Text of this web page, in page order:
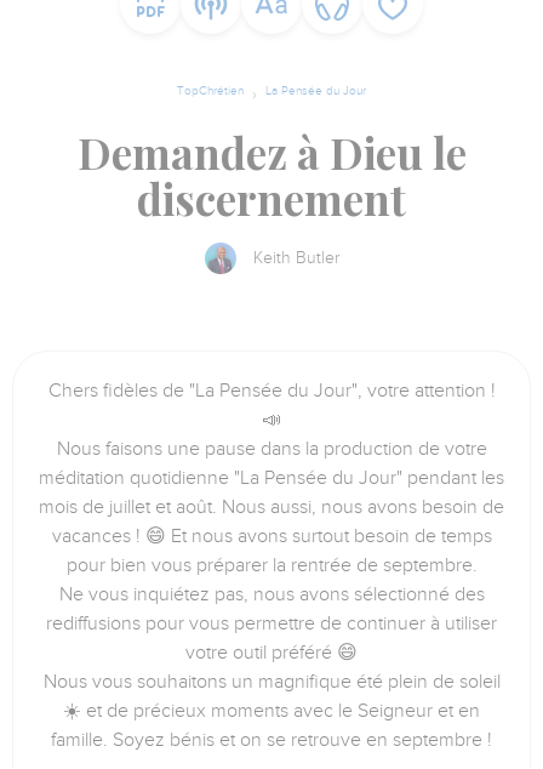
TopChrétien La Pensée du Jour
Demandez à Dieu le
discernement
Keith Butler
Chers fidèles de "La Pensée du Jour", votre attention !
📣
Nous faisons une pause dans la production de votre
méditation quotidienne "La Pensée du Jour" pendant les
mois de juillet et août. Nous aussi, nous avons besoin de
vacances ! 😄 Et nous avons surtout besoin de temps
pour bien vous préparer la rentrée de septembre.
Ne vous inquiétez pas, nous avons sélectionné des
rediffusions pour vous permettre de continuer à utiliser
votre outil préféré 😄
Nous vous souhaitons un magnifique été plein de soleil
☀️ et de précieux moments avec le Seigneur et en
famille. Soyez bénis et on se retrouve en septembre !